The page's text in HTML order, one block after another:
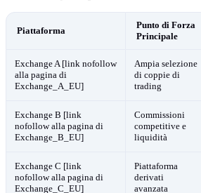
Piattaforma
Punto di Forza
Principale
Exchange A [link nofollow
alla pagina di
Exchange_A_EU]
Ampia selezione
di coppie di
trading
Exchange B [link
nofollow alla pagina di
Exchange_B_EU]
Commissioni
competitive e
liquidità
Exchange C [link
nofollow alla pagina di
Exchange_C_EU]
Piattaforma
derivati
avanzata